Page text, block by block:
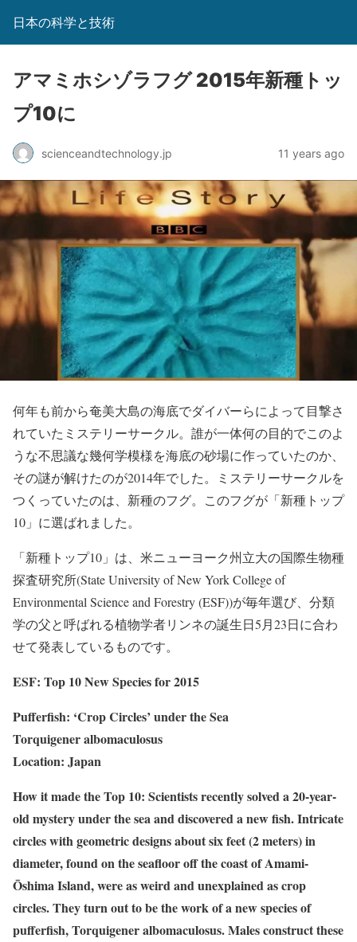
日本の科学と技術
アマミホシゾラフグ 2015年新種トッ
プ10に
scienceandtechnology.jp 11 years ago
何年も前から奄美大島の海底でダイバーらによって目撃さ
れていたミステリーサークル。誰が一体何の目的でこのよ
うな不思議な幾何学模様を海底の砂場に作っていたのか、
その謎が解けたのが2014年でした。ミステリーサークルを
つくっていたのは、新種のフグ。このフグが「新種トップ
10」に選ばれました。
「新種トップ10」は、米ニューヨーク州立大の国際生物種
探査研究所(State University of New York College of
Environmental Science and Forestry (ESF))が毎年選び、分類
学の父と呼ばれる植物学者リンネの誕生日5月23日に合わ
せて発表しているものです。
ESF: Top 10 New Species for 2015
Pufferfish: ‘Crop Circles’ under the Sea
Torquigener albomaculosus
Location: Japan
How it made the Top 10: Scientists recently solved a 20-year-
old mystery under the sea and discovered a new fish. Intricate
circles with geometric designs about six feet (2 meters) in
diameter, found on the seafloor off the coast of Amami-
Ōshima Island, were as weird and unexplained as crop
circles. They turn out to be the work of a new species of
pufferfish, Torquigener albomaculosus. Males construct these